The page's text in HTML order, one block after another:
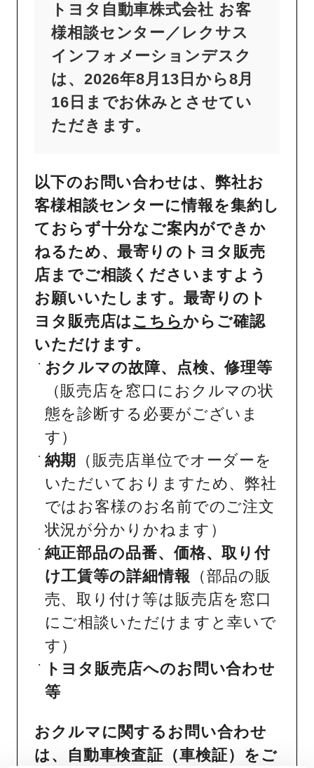
トヨタ自動車株式会社 お客
様相談センター／レクサス
インフォメーションデスク
は、2026年8月13日から8月
16日までお休みとさせてい
ただきます。
以下のお問い合わせは、弊社お
客様相談センターに情報を集約し
ておらず十分なご案内ができか
ねるため、最寄りのトヨタ販売
店までご相談くださいますよう
お願いいたします。最寄りのト
ヨタ販売店はこちら からご確認
いただけます。
おクルマの故障、点検、修理等
（販売店を窓口におクルマの状
態を診断する必要がございま
す）
納期
（販売店単位でオーダーを
いただいておりますため、弊社
ではお客様のお名前でのご注文
状況が分かりかねます）
純正部品の品番、価格、取り付
け工賃等の詳細情報 （部品の販
売、取り付け等は販売店を窓口
にご相談いただけますと幸いで
す）
トヨタ販売店へのお問い合わせ
等
おクルマに関するお問い合わせ
は、自動車検査証（車検証）をご